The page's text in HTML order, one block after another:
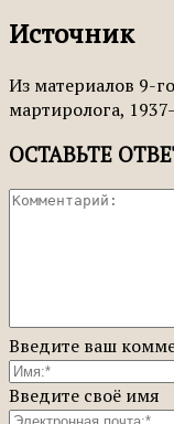
Источник
Из материалов 9-
мартиролога,
ОСТАВЬТЕ
Введите ваш
Введите своё имя